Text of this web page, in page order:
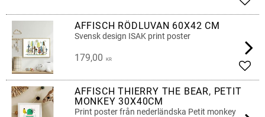
Add
AFFISCH RÖDLUVAN 60X42 CM
Svensk design ISAK print poster
179,00 KR
Add
AFFISCH THIERRY THE BEAR, PETIT
MONKEY 30X40CM
Print poster från nederländska Petit monkey